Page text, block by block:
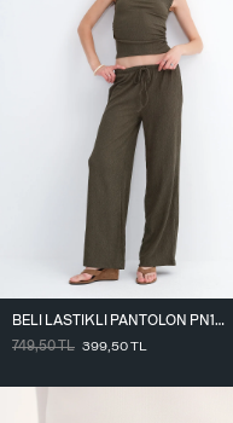
BELI LASTIKLI PANTOLON PN18914
749,50TL 399,50TL